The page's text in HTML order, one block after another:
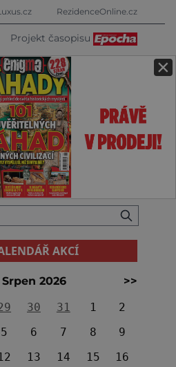
×
RezidenceOnline.cz
Projekt časopisu
KALENDÁŘ AKCÍ
AKCÍ
Srpen 2026
>>
30 31 1
2
5 6 7 8
9
13 14 15
16